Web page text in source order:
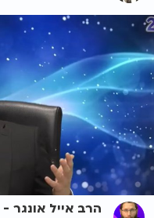
הרב אייל אונגר